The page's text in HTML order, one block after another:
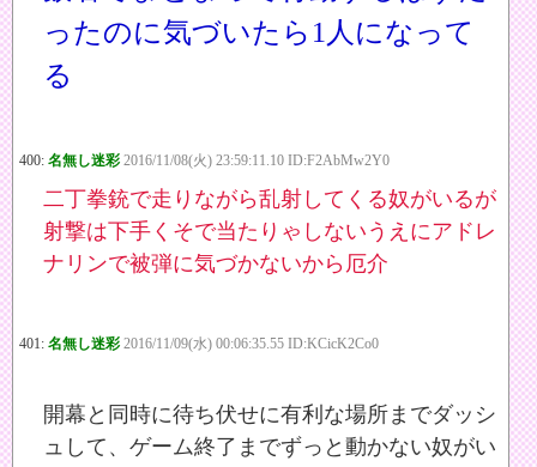
ったのに気づいたら1人になって
る
400: 名無し迷彩 2016/11/08(火) 23:59:11.10 ID:F2AbMw2Y0
二丁拳銃で走りながら乱射してくる奴がいるが
射撃は下手くそで当たりゃしないうえにアドレ
ナリンで被弾に気づかないから厄介
401: 名無し迷彩 2016/11/09(水) 00:06:35.55 ID:KCicK2Co0
開幕と同時に待ち伏せに有利な場所までダッシ
ュして、ゲーム終了までずっと動かない奴がい